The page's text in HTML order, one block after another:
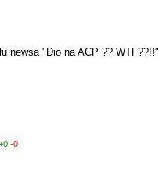
newsa "Dio na ACP ?? WTF??!!"
-0